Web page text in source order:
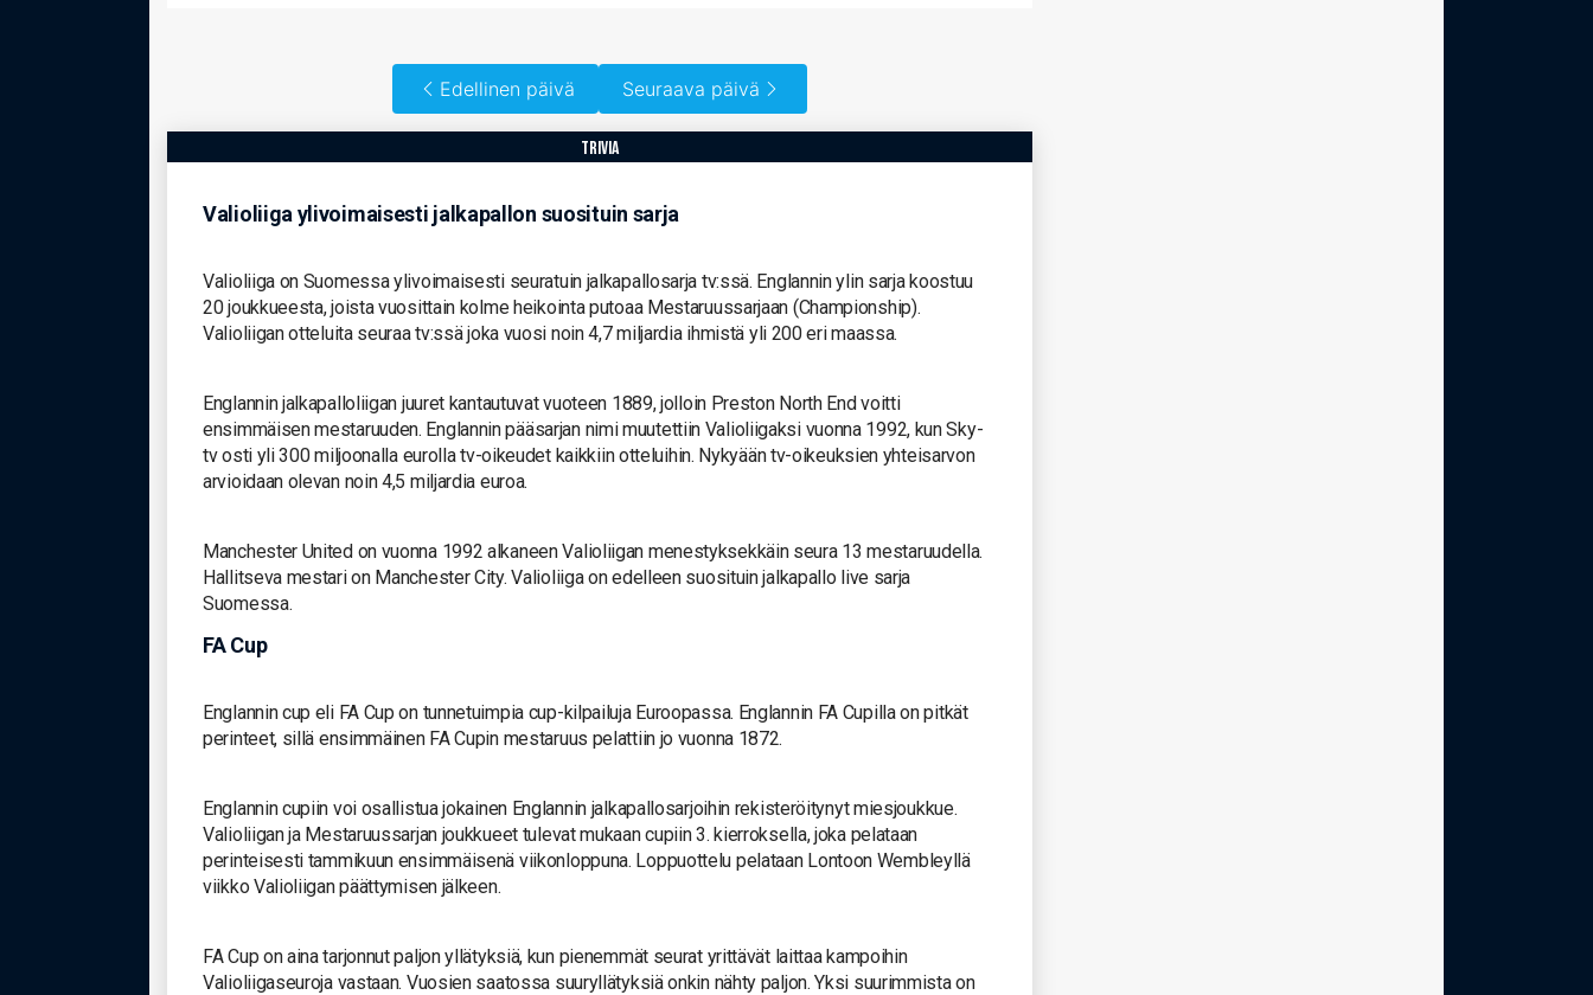
Edellinen päivä Seuraava päivä
trivia
Valioliiga ylivoimaisesti jalkapallon suosituin sarja
Valioliiga on Suomessa ylivoimaisesti seuratuin jalkapallosarja tv:ssä. Englannin ylin sarja koostuu
20 joukkueesta, joista vuosittain kolme heikointa putoaa Mestaruussarjaan (Championship).
Valioliigan otteluita seuraa tv:ssä joka vuosi noin 4,7 miljardia ihmistä yli 200 eri maassa.
Englannin jalkapalloliigan juuret kantautuvat vuoteen 1889, jolloin Preston North End voitti
ensimmäisen mestaruuden. Englannin pääsarjan nimi muutettiin Valioliigaksi vuonna 1992, kun Sky-
tv osti yli 300 miljoonalla eurolla tv-oikeudet kaikkiin otteluihin. Nykyään tv-oikeuksien yhteisarvon
arvioidaan olevan noin 4,5 miljardia euroa.
Manchester United on vuonna 1992 alkaneen Valioliigan menestyksekkäin seura 13 mestaruudella.
Hallitseva mestari on Manchester City. Valioliiga on edelleen suosituin jalkapallo live sarja
Suomessa.
FA Cup
Englannin cup eli FA Cup on tunnetuimpia cup-kilpailuja Euroopassa. Englannin FA Cupilla on pitkät
perinteet, sillä ensimmäinen FA Cupin mestaruus pelattiin jo vuonna 1872.
Englannin cupiin voi osallistua jokainen Englannin jalkapallosarjoihin rekisteröitynyt miesjoukkue.
Valioliigan ja Mestaruussarjan joukkueet tulevat mukaan cupiin 3. kierroksella, joka pelataan
perinteisesti tammikuun ensimmäisenä viikonloppuna. Loppuottelu pelataan Lontoon Wembleyllä
viikko Valioliigan päättymisen jälkeen.
FA Cup on aina tarjonnut paljon yllätyksiä, kun pienemmät seurat yrittävät laittaa kampoihin
Valioliigaseuroja vastaan. Vuosien saatossa suuryllätyksiä onkin nähty paljon. Yksi suurimmista on